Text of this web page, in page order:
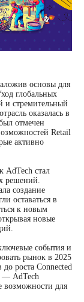
основы для
глобальных
и стремительный
оказалась в
отмечен
Retail
активно
AdTech стал
решений.
создание
оставаться в
к новым
новые
события и
рынок в 2025
роста Connected
— AdTech
возможности для